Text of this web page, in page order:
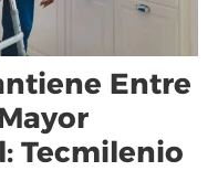
Entre
Tecmilenio